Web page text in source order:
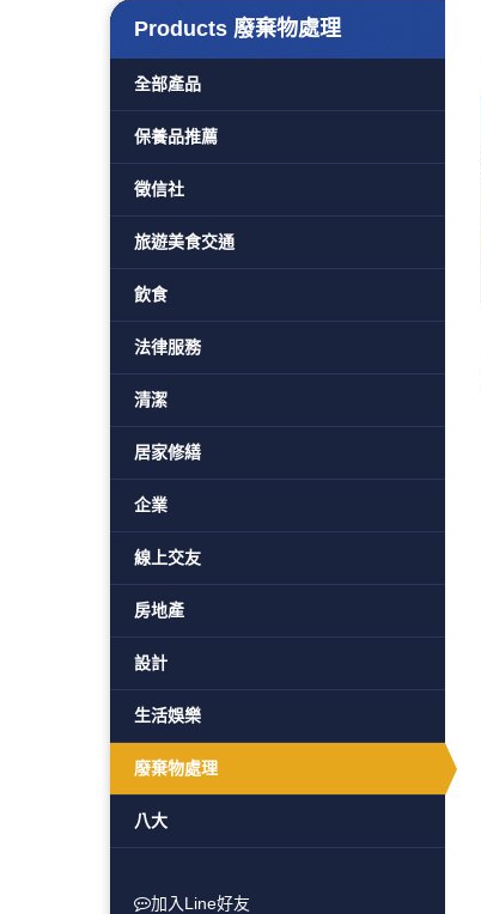
Products 廢棄物處理
全部產品
保養品推薦
徵信社
旅遊美食交通
飲食
法律服務
清潔
居家修繕
企業
線上交友
房地產
設計
生活娛樂
廢棄物處理
八大
加入Line好友